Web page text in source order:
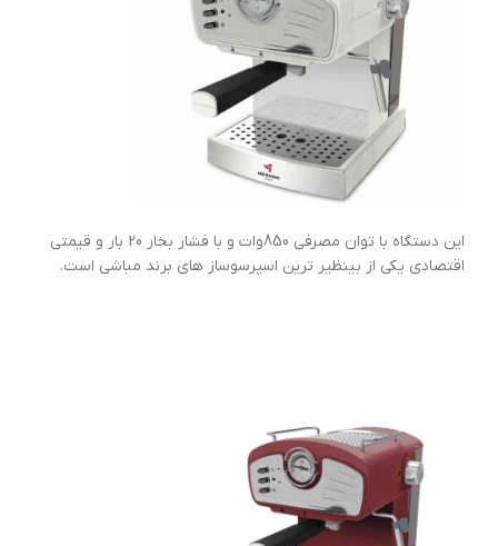
این دستگاه با توان مصرفی 850وات و با فشار بخار 20 بار و قیمتی
اقتصادی یکی از بینظیر ترین اسپرسوساز های برند مباشی است.